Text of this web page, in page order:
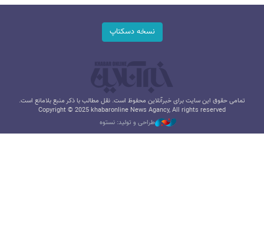
نسخه دسکتاپ
تمامی حقوق این سایت برای خبرآنلاین محفوظ است. نقل مطالب با ذکر منبع بلامانع است.
Copyright © 2025 khabaronline News Agancy, All rights reserved
طراحی و تولید: نستوه